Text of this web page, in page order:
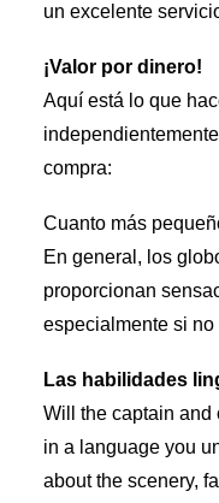
un excelente
¡Valor por dinero!
Aquí está lo que
compra:
Cuanto más
En general, los
proporcionan
especialmente si
Las habilidades
Will the captain and
in a language you
about the scenery,